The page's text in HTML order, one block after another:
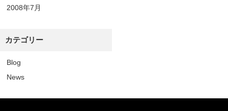
2008年7月
カテゴリー
Blog
News